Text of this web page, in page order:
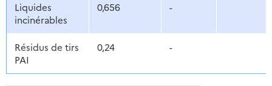
Liquides
incinérables
0,656 -
Résidus de tirs
PAI
0,24 -